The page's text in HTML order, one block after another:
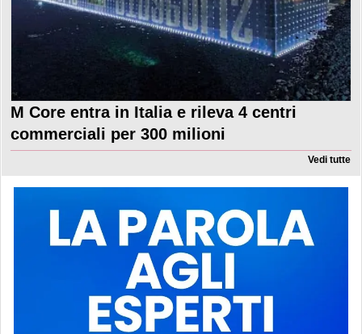
M Core entra in Italia e rileva 4 centri
commerciali per 300 milioni
Vedi tutte